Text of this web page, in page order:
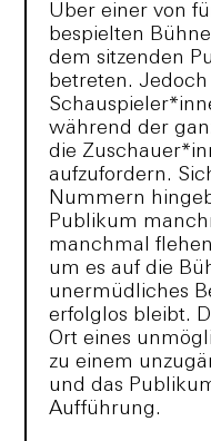
Über einer von
bespielten
dem sitzenden
betreten.
während der
die
aufzufordern.
Nummern
Publikum
manchmal
um es auf die
unermüdliches
erfolglos bleibt.
Ort eines
zu einem
und das
Aufführung.